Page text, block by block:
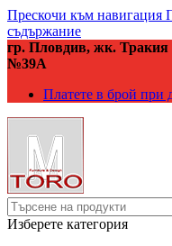
Прескочи към навигация
съдържание
гр. Пловдив, жк. Тракия
№39А
Платете в брой при
Изберете категория